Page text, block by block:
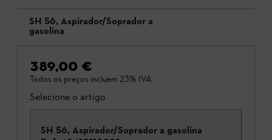
SH 56, Aspirador/Soprador a
gasolina
389,00 €
Todos os preços incluem 23% IVA.
Selecione o artigo
SH 56, Aspirador/Soprador a gasolina